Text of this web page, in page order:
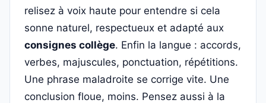
relisez à voix haute pour entendre si cela
sonne naturel, respectueux et adapté aux
consignes collège. Enfin la langue : accords,
verbes, majuscules, ponctuation, répétitions.
Une phrase maladroite se corrige vite. Une
conclusion floue, moins. Pensez aussi à la